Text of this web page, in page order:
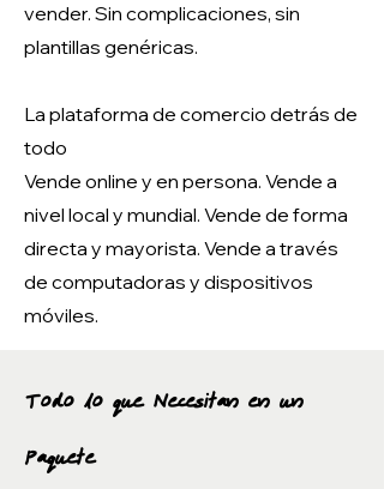
vender. Sin complicaciones, sin
plantillas genéricas.
La plataforma de comercio detrás de
todo
Vende online y en persona. Vende a
nivel local y mundial. Vende de forma
directa y mayorista. Vende a través
de computadoras y dispositivos
móviles.
Todo lo que Necesitan en un
Paquete